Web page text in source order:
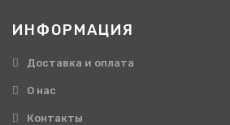
ИНФОРМАЦИЯ
Доставка и оплата
О нас
Контакты